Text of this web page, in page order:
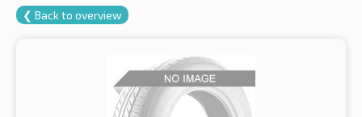
❮ Back to overview